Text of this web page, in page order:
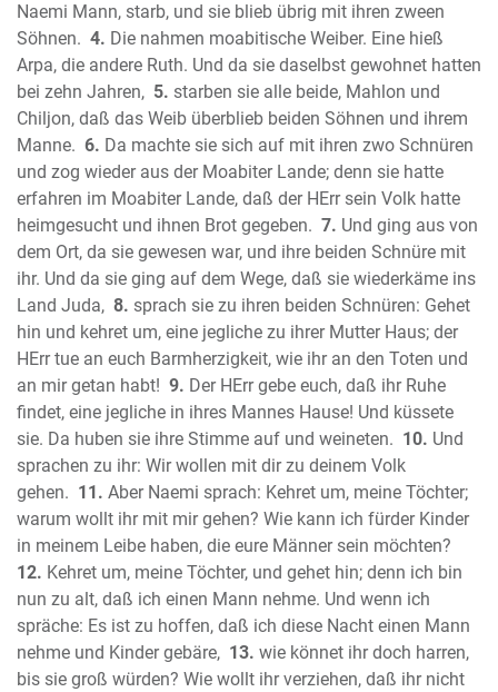
Das Buch Hiob (Ijob)
Der Psalter
Die Sprüche Salomos (Sprichwörter)
Der Prediger Salomo (Kohelet)
Das Hohelied Salomos
Der Prophet Jesaja
Der Prophet Jeremia
Die Klagelieder Jeremias
Der Prophet Hesekiel (Ezechiel)
Der Prophet Daniel
Der Prophet Hosea
Der Prophet Joel
Der Prophet Amos
Der Prophet Obadja
Der Prophet Jona
Der Prophet Micha
Der Prophet Nahum
Der Prophet Habakuk
Der Prophet Zephanja
Der Prophet Haggai
Der Prophet Sacharja
Der Prophet Maleachi
Neues Testament
Naemi Mann, starb, und sie blieb übrig mit ihren zween
Söhnen. 4. Die nahmen moabitische Weiber. Eine hieß
Arpa, die andere Ruth. Und da sie daselbst gewohnet hatten
bei zehn Jahren, 5. starben sie alle beide, Mahlon und
Chiljon, daß das Weib überblieb beiden Söhnen und ihrem
Manne. 6. Da machte sie sich auf mit ihren zwo Schnüren
und zog wieder aus der Moabiter Lande; denn sie hatte
erfahren im Moabiter Lande, daß der HErr sein Volk hatte
heimgesucht und ihnen Brot gegeben. 7. Und ging aus von
dem Ort, da sie gewesen war, und ihre beiden Schnüre mit
ihr. Und da sie ging auf dem Wege, daß sie wiederkäme ins
Land Juda, 8. sprach sie zu ihren beiden Schnüren: Gehet
hin und kehret um, eine jegliche zu ihrer Mutter Haus; der
HErr tue an euch Barmherzigkeit, wie ihr an den Toten und
an mir getan habt! 9. Der HErr gebe euch, daß ihr Ruhe
findet, eine jegliche in ihres Mannes Hause! Und küssete
sie. Da huben sie ihre Stimme auf und weineten. 10. Und
sprachen zu ihr: Wir wollen mit dir zu deinem Volk
gehen. 11. Aber Naemi sprach: Kehret um, meine Töchter;
warum wollt ihr mit mir gehen? Wie kann ich fürder Kinder
in meinem Leibe haben, die eure Männer sein möchten?
12. Kehret um, meine Töchter, und gehet hin; denn ich bin
nun zu alt, daß ich einen Mann nehme. Und wenn ich
spräche: Es ist zu hoffen, daß ich diese Nacht einen Mann
nehme und Kinder gebäre, 13. wie könnet ihr doch harren,
bis sie groß würden? Wie wollt ihr verziehen, daß ihr nicht